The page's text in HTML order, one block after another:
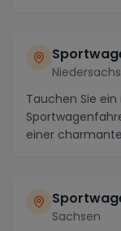
Tauchen Sie
einer
Sachsen